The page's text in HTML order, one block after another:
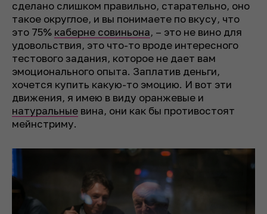
сделано слишком правильно, старательно, оно
такое округлое, и вы понимаете по вкусу, что
это 75% каберне совиньона, – это не вино для
удовольствия, это что-то вроде интересного
тестового задания, которое не дает вам
эмоционального опыта. Заплатив деньги,
хочется купить какую-то эмоцию. И вот эти
движения, я имею в виду оранжевые и
натуральные вина, они как бы противостоят
мейнстриму.